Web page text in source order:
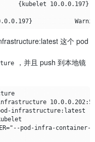
这个 pod
，并且 push 到本地镜
docker pull tianyebj/pod-infrastructure